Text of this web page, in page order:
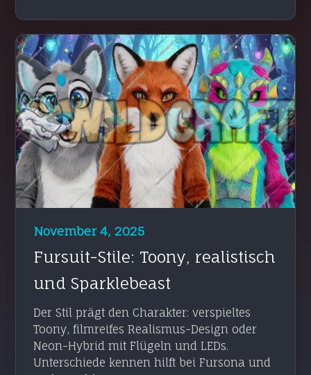
November 4, 2025
Fursuit-Stile: Toony, realistisch
und Sparklebeast
Der Stil prägt den Charakter: verspieltes
Toony, filmreifes Realismus-Design oder
Neon-Hybrid mit Flügeln und LEDs.
Unterschiede kennen hilft bei Fursona und